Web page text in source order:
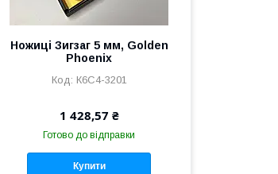
Ножиці Зигзаг 5 мм, Golden
Phoenix
К6С4-3201
1 428,57 ₴
Готово до відправки
Купити